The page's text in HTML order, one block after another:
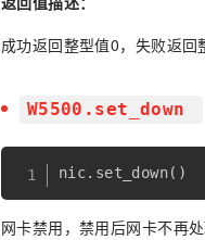
成功返回整型值0，失败返回
W5500.set_down
nic. set_down( )
网卡禁用，禁用后网卡不再处